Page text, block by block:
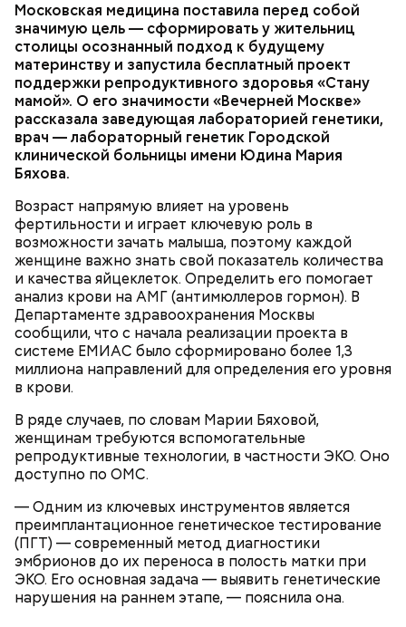
Московская медицина поставила перед собой
значимую цель — сформировать у жительниц
столицы осознанный подход к будущему
материнству и запустила бесплатный проект
поддержки репродуктивного здоровья «Стану
мамой». О его значимости «Вечерней Москве»
рассказала заведующая лабораторией генетики,
врач — лабораторный генетик Городской
клинической больницы имени Юдина Мария
Бяхова.
Возраст напрямую влияет на уровень
фертильности и играет ключевую роль в
возможности зачать малыша, поэтому каждой
женщине важно знать свой показатель количества
и качества яйцеклеток. Определить его помогает
анализ крови на АМГ (антимюллеров гормон). В
Департаменте здравоохранения Москвы
сообщили, что с начала реализации проекта в
системе ЕМИАС было сформировано более 1,3
миллиона направлений для определения его уровня
в крови.
В ряде случаев, по словам Марии Бяховой,
женщинам требуются вспомогательные
репродуктивные технологии, в частности ЭКО. Оно
доступно по ОМС.
— Одним из ключевых инструментов является
преимплантационное генетическое тестирование
(ПГТ) — современный метод диагностики
эмбрионов до их переноса в полость матки при
ЭКО. Его основная задача — выявить генетические
нарушения на раннем этапе, — пояснила она.
Речной вокзал, Ленинградское ш., 51
Программа подготовлена вместе с Департаментом
транспорта. Афиша получилась живой и подходит
для тех, кто хочет посетить кинотеатр с детьми.
Киносеансы организуются с четверга по
воскресенье включительно.